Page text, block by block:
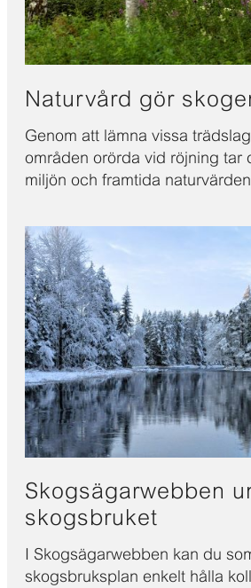
Naturvård gör
Genom att lämna vissa
områden orörda vid röjning tar
miljön och framtida
Skogsägarwebben
skogsbruket
I Skogsägarwebben kan du
skogsbruksplan enkelt hålla